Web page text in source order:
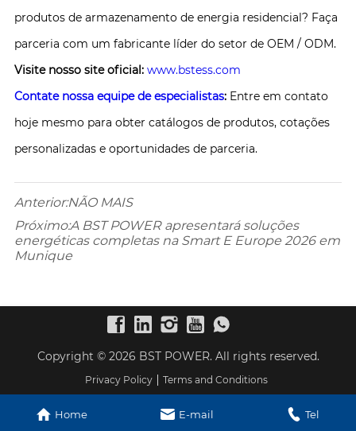
produtos de armazenamento de energia residencial? Faça
parceria com um fabricante líder do setor de OEM / ODM.
Visite nosso site oficial: www.bstess.com
Contate nossa equipe de especialistas: Entre em contato
hoje mesmo para obter catálogos de produtos, cotações
personalizadas e oportunidades de parceria.
Anterior:NÃO MAIS
Próximo:A BST POWER apresentará soluções
energéticas completas na Smart E Europe 2026 em
Munique
Copyright © 2026 BST POWER. All rights reserved.
Privacy Policy Terms and Conditions
Home E-mail Tel